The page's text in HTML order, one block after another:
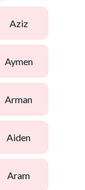
aziz
aymen
arman
aiden
aram